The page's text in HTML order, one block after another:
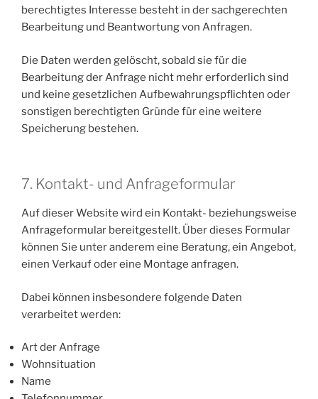
berechtigtes Interesse besteht in der sachgerechten
Bearbeitung und Beantwortung von Anfragen.
Die Daten werden gelöscht, sobald sie für die
Bearbeitung der Anfrage nicht mehr erforderlich sind
und keine gesetzlichen Aufbewahrungspflichten oder
sonstigen berechtigten Gründe für eine weitere
Speicherung bestehen.
7. Kontakt- und Anfrageformular
Auf dieser Website wird ein Kontakt- beziehungsweise
Anfrageformular bereitgestellt. Über dieses Formular
können Sie unter anderem eine Beratung, ein Angebot,
einen Verkauf oder eine Montage anfragen.
Dabei können insbesondere folgende Daten
verarbeitet werden:
Art der Anfrage
Wohnsituation
Name